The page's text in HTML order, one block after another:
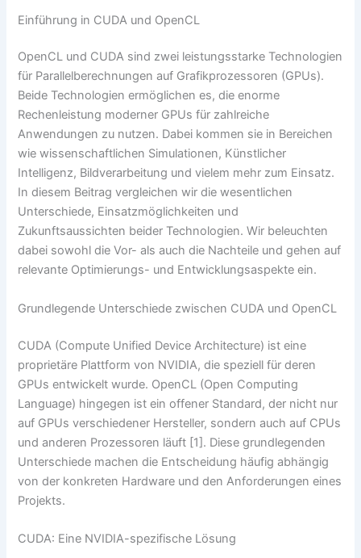
Einführung in CUDA und OpenCL
OpenCL und CUDA sind zwei leistungsstarke Technologien
für Parallelberechnungen auf Grafikprozessoren (GPUs).
Beide Technologien ermöglichen es, die enorme
Rechenleistung moderner GPUs für zahlreiche
Anwendungen zu nutzen. Dabei kommen sie in Bereichen
wie wissenschaftlichen Simulationen, Künstlicher
Intelligenz, Bildverarbeitung und vielem mehr zum Einsatz.
In diesem Beitrag vergleichen wir die wesentlichen
Unterschiede, Einsatzmöglichkeiten und
Zukunftsaussichten beider Technologien. Wir beleuchten
dabei sowohl die Vor- als auch die Nachteile und gehen auf
relevante Optimierungs- und Entwicklungsaspekte ein.
Grundlegende Unterschiede zwischen CUDA und OpenCL
CUDA (Compute Unified Device Architecture) ist eine
proprietäre Plattform von NVIDIA, die speziell für deren
GPUs entwickelt wurde. OpenCL (Open Computing
Language) hingegen ist ein offener Standard, der nicht nur
auf GPUs verschiedener Hersteller, sondern auch auf CPUs
und anderen Prozessoren läuft [1]. Diese grundlegenden
Unterschiede machen die Entscheidung häufig abhängig
von der konkreten Hardware und den Anforderungen eines
Projekts.
CUDA: Eine NVIDIA-spezifische Lösung